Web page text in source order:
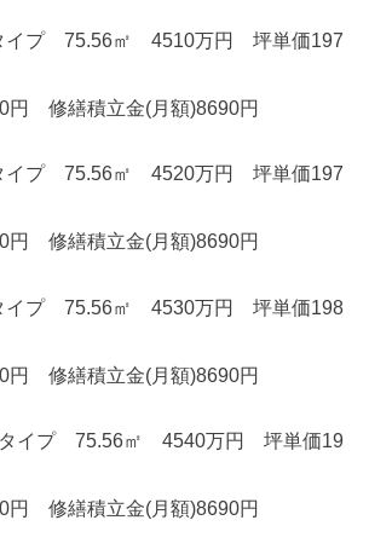
イプ 75.56㎡ 4510万円 坪単価197
円 修繕積立金(月額)8690円
イプ 75.56㎡ 4520万円 坪単価197
円 修繕積立金(月額)8690円
イプ 75.56㎡ 4530万円 坪単価198
円 修繕積立金(月額)8690円
イプ 75.56㎡ 4540万円 坪単価19
円 修繕積立金(月額)8690円